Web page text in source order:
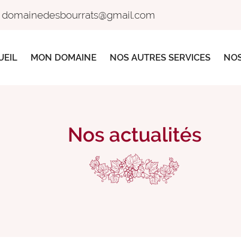
MON DOMAINE NOS AUTRES SERVICES
Nos actualités